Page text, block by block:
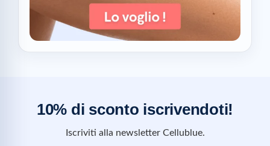
10% di sconto iscrivendoti!
Iscriviti alla newsletter Cellublue.